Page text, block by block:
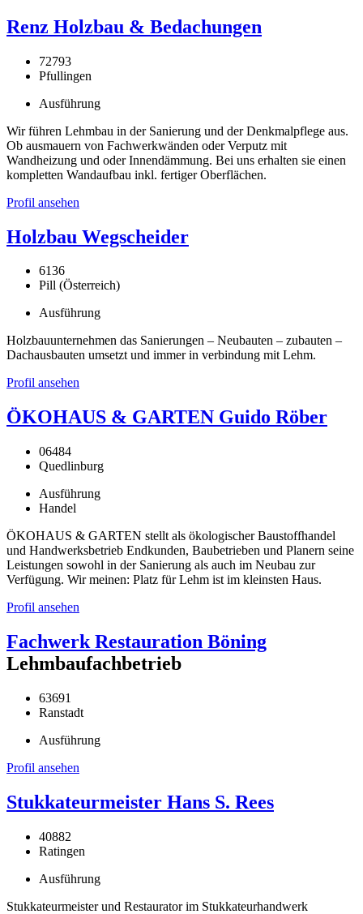
Renz Holzbau & Bedachungen
72793
Pfullingen
Ausführung
Wir führen Lehmbau in der Sanierung und der Denkmalpflege aus.
Ob ausmauern von Fachwerkwänden oder Verputz mit
Wandheizung und oder Innendämmung. Bei uns erhalten sie einen
kompletten Wandaufbau inkl. fertiger Oberflächen.
Profil ansehen
Holzbau Wegscheider
6136
Pill (Österreich)
Ausführung
Holzbauunternehmen das Sanierungen – Neubauten – zubauten –
Dachausbauten umsetzt und immer in verbindung mit Lehm.
Profil ansehen
ÖKOHAUS & GARTEN Guido Röber
06484
Quedlinburg
Ausführung
Handel
ÖKOHAUS & GARTEN stellt als ökologischer Baustoffhandel
und Handwerksbetrieb Endkunden, Baubetrieben und Planern seine
Leistungen sowohl in der Sanierung als auch im Neubau zur
Verfügung. Wir meinen: Platz für Lehm ist im kleinsten Haus.
Profil ansehen
Fachwerk Restauration Böning
Lehmbaufachbetrieb
63691
Ranstadt
Ausführung
Profil ansehen
Stukkateurmeister Hans S. Rees
40882
Ratingen
Ausführung
Stukkateurmeister und Restaurator im Stukkateurhandwerk